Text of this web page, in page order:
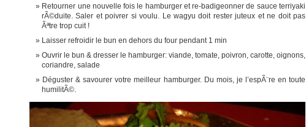
Retourner une nouvelle fois le hamburger et re-badigeonner de sauce terriyaki
rÃ©duite. Saler et poivrer si voulu. Le wagyu doit rester juteux et ne doit pas
Ãªtre trop cuit !
Laisser refroidir le bun en dehors du four pendant 1 min
Ouvrir le bun & dresser le hamburger: viande, tomate, poivron, carotte, oignons,
coriandre, salade
Déguster & savourer votre meilleur hamburger. Du mois, je l’espÃ¨re en toute
humilitÃ©.